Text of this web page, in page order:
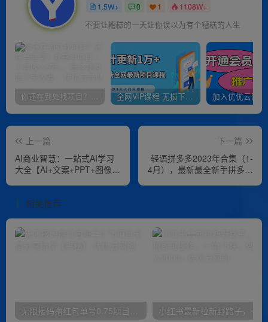
1.5W+ 0 1 1108W+
不要让糟糕的一天让你误以为有个糟糕的人生
你还在到处找项目？还在当韭菜？我靠卖项目一个月收入5万+，曾经我也是个失败者。 全网VIP课程 无损下载~
上一篇
AI商业智慧：一站式AI学习
大全【AI+文案+PPT+图像
下一篇
轻语拼多多2023年合集（1-
4月），最新最全新手拼多多
相关推荐
无限接码撸红包单号0.75项目无偿分享给你【揭秘】